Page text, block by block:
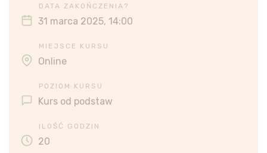
DATA ZAKOŃCZENIA?
31 marca 2025, 14:00
MIEJSCE KURSU
Online
POZIOM KURSU
Kurs od podstaw
ILOŚĆ GODZIN
20